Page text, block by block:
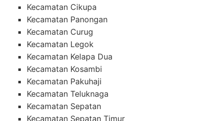
Kecamatan Cikupa
Kecamatan Panongan
Kecamatan Curug
Kecamatan Legok
Kecamatan Kelapa Dua
Kecamatan Kosambi
Kecamatan Pakuhaji
Kecamatan Teluknaga
Kecamatan Sepatan
Kecamatan Sepatan Timur